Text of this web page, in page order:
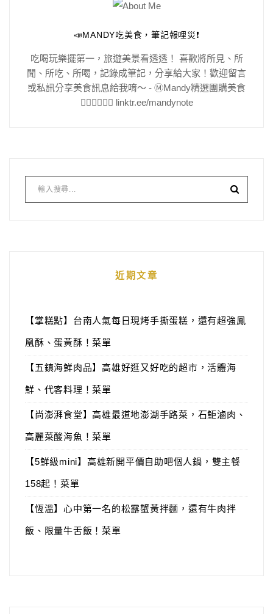
📣MANDY吃美食，筆記報哩災❗️
吃喝玩樂擺第一，旅遊美景看透透！ 喜歡將所見、所
聞、所吃、所喝，記錄成筆記，分享給大家！歡迎留言
或私訊分享美食訊息給我唷～ - Ⓜ️Mandy精選團購美食
👇🏻👇🏻👇🏻 linktr.ee/mandynote
近期文章
【掌糕點】台南人氣每日現烤手撕蛋糕，還有超強鳳
凰酥、蛋黃酥！菜單
【五鎮海鮮肉品】高雄好逛又好吃的超市，活體海
鮮、代客料理！菜單
【尚澎湃食堂】高雄最道地澎湖手路菜，石鮔滷肉、
高麗菜酸海魚！菜單
【5鮮級mini】高雄新開平價自助吧個人鍋，雙主餐
158起！菜單
【恆溫】心中第一名的松露蟹黃拌麵，還有牛肉拌
飯、限量牛舌飯！菜單